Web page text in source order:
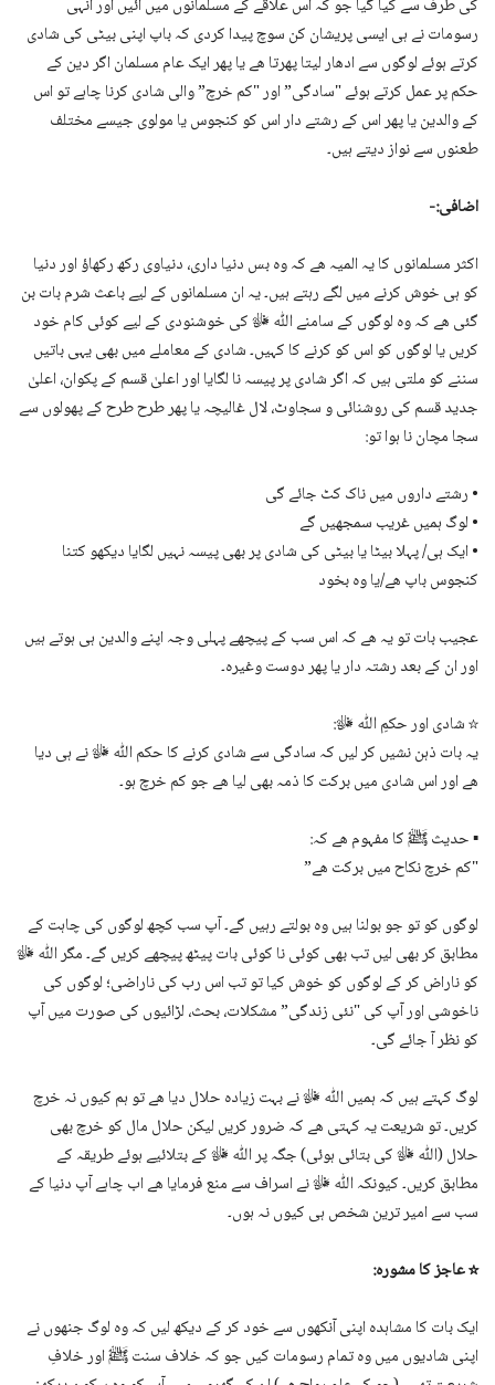
کی طرف سے کیا گیا جو کہ اس علاقے کے مسلمانوں میں آئیں اور انہی
رسومات نے ہی ایسی پریشان کن سوچ پیدا کردی کہ باپ اپنی بیٹی کی شادی
کرتے ہوئے لوگوں سے ادھار لیتا پھرتا ھے یا پھر ایک عام مسلمان اگر دین کے
حکم پر عمل کرتے ہوئے "سادگی” اور "کم خرچ” والی شادی کرنا چاہے تو اس
کے والدین یا پھر اس کے رشتے دار اس کو کنجوس یا مولوی جیسے مختلف
طعنوں سے نواز دیتے ہیں۔
اضافی:-
اکثر مسلمانوں کا یہ المیہ ھے کہ وہ بس دنیا داری، دنیاوی رکھ رکھاؤ اور دنیا
کو ہی خوش کرنے میں لگے رہتے ہیں۔ یہ ان مسلمانوں کے لیے باعث شرم بات بن
گئی ھے کہ وہ لوگوں کے سامنے اللّٰه ﷻ کی خوشنودی کے لیے کوئی کام خود
کریں یا لوگوں کو اس کو کرنے کا کہیں۔ شادی کے معاملے میں بھی یہی باتیں
سننے کو ملتی ہیں کہ اگر شادی پر پیسہ نا لگایا اور اعلیٰ قسم کے پکوان، اعلیٰ
جدید قسم کی روشنائی و سجاوٹ، لال غالیچہ یا پھر طرح طرح کے پھولوں سے
سجا مچان نا ہوا تو:
• رشتے داروں میں ناک کٹ جائے گی
• لوگ ہمیں غریب سمجھیں گے
• ایک ہی/ پہلا بیٹا یا بیٹی کی شادی پر بھی پیسہ نہیں لگایا دیکھو کتنا
کنجوس باپ ھے/یا وہ بخود
عجیب بات تو یہ ھے کہ اس سب کے پیچھے پہلی وجہ اپنے والدین ہی ہوتے ہیں
اور ان کے بعد رشتہ دار یا پھر دوست وغیرہ۔
☆ شادی اور حکمِ اللّٰه ﷻ:
یہ بات ذہن نشیں کر لیں کہ سادگی سے شادی کرنے کا حکم اللّٰه ﷻ نے ہی دیا
ھے اور اس شادی میں برکت کا ذمہ بھی لیا ھے جو کم خرچ ہو۔
▪حدیث ﷺ کا مفہوم ھے کہ:
"کم خرچ نکاح میں برکت ھے”
لوگوں کو تو جو بولنا ہیں وہ بولتے رہیں گے۔ آپ سب کچھ لوگوں کی چاہت کے
مطابق کر بھی لیں تب بھی کوئی نا کوئی بات پیٹھ پیچھے کریں گے۔ مگر اللّٰه ﷻ
کو ناراض کر کے لوگوں کو خوش کیا تو تب اس رب کی ناراضی؛ لوگوں کی
ناخوشی اور آپ کی "نئی زندگی” مشکلات، بحث، لڑائیوں کی صورت میں آپ
کو نظر آ جائے گی۔
لوگ کہتے ہیں کہ ہمیں اللّٰه ﷻ نے بہت زیادہ حلال دیا ھے تو ہم کیوں نہ خرچ
کریں۔ تو شریعت یہ کہتی ھے کہ ضرور کریں لیکن حلال مال کو خرچ بھی
حلال (اللّٰه ﷻ کی بتائی ہوئی) جگہ پر اللّٰه ﷻ کے بتلائیے ہوئے طریقہ کے
مطابق کریں۔ کیونکہ اللّٰه ﷻ نے اسراف سے منع فرمایا ھے اب چاہے آپ دنیا کے
سب سے امیر ترین شخص ہی کیوں نہ ہوں۔
☆ عاجز کا مشورہ:
ایک بات کا مشاہدہ اپنی آنکھوں سے خود کر کے دیکھ لیں کہ وہ لوگ جنھوں نے
اپنی شادیوں میں وہ تمام رسومات کیں جو کہ خلاف سنت ﷺ اور خلافِ